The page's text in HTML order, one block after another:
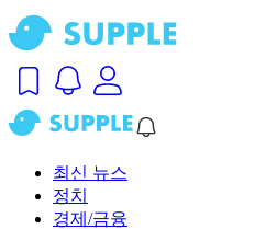
최신 뉴스
정치
경제/금융